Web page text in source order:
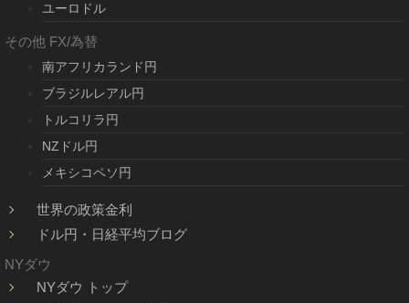
ユーロドル
その他 FX/為替
南アフリカランド円
ブラジルレアル円
トルコリラ円
NZドル円
メキシコペソ円
世界の政策金利
ドル円・日経平均ブログ
NYダウ
NYダウ トップ